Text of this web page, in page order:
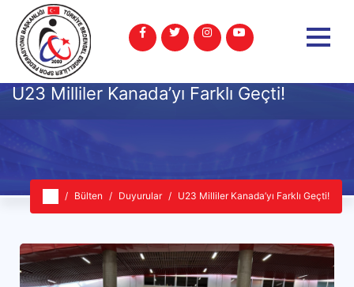
U23 Milliler Kanada’yı Farklı Geçti!
Bülten Duyurular U23 Milliler Kanada’yı Farklı Geçti!